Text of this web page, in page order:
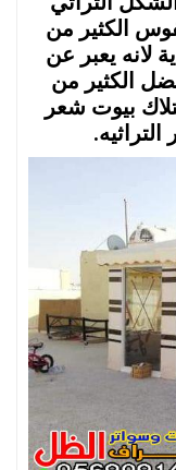
الكثير من
لانه يعبر عن
الكثير من
بيوت شعر